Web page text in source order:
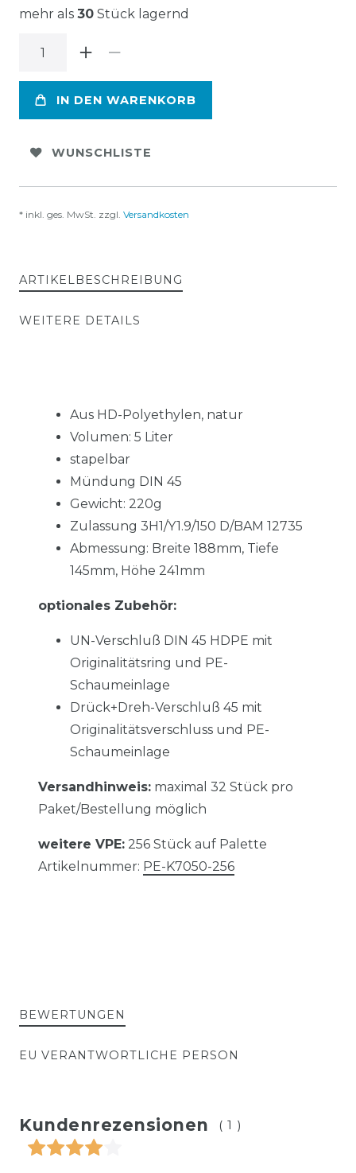
mehr als 30 Stück lagernd
IN DEN WARENKORB
WUNSCHLISTE
* inkl. ges. MwSt. zzgl. Versandkosten
ARTIKELBESCHREIBUNG
WEITERE DETAILS
Aus HD-Polyethylen, natur
Volumen: 5 Liter
stapelbar
Mündung DIN 45
Gewicht: 220g
Zulassung 3H1/Y1.9/150 D/BAM 12735
Abmessung: Breite 188mm, Tiefe
145mm, Höhe 241mm
optionales Zubehör:
UN-Verschluß DIN 45 HDPE mit
Originalitätsring und PE-
Schaumeinlage
Drück+Dreh-Verschluß 45 mit
Originalitätsverschluss und PE-
Schaumeinlage
Versandhinweis: maximal 32 Stück pro
Paket/Bestellung möglich
weitere VPE: 256 Stück auf Palette
Artikelnummer: PE-K7050-256
BEWERTUNGEN
EU VERANTWORTLICHE PERSON
Kundenrezensionen (1)